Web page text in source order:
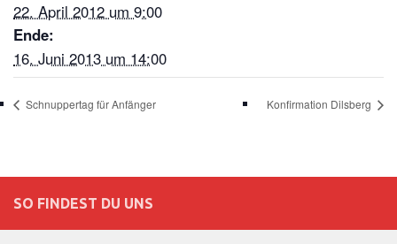
22. April 2012 um 9:00
Ende:
16. Juni 2013 um 14:00
Schnuppertag für Anfänger Konfirmation Dilsberg
SO FINDEST DU UNS